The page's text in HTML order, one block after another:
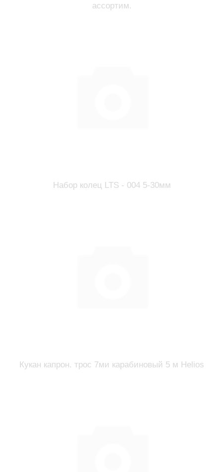
ассортим.
Набор колец LTS - 004 5-30мм
Кукан капрон. трос 7ми карабиновый 5 м Helios